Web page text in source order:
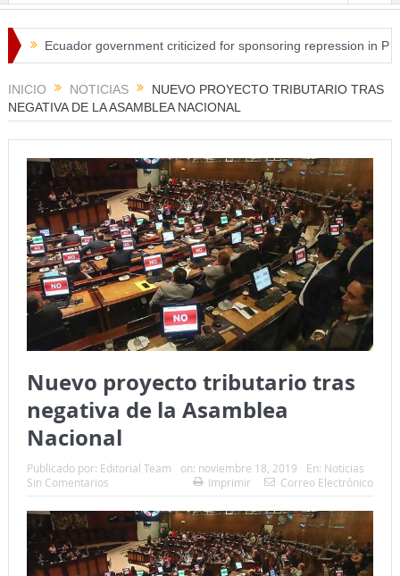
Ecuador government criticized for sponsoring repression in Peru.
INICIO NOTICIAS
NUEVO PROYECTO TRIBUTARIO TRAS
NEGATIVA DE LA ASAMBLEA NACIONAL
Nuevo proyecto tributario tras
negativa de la Asamblea
Nacional
Publicado por: Editorial Team on: noviembre 18, 2019 En: Noticias
Sin Comentarios
Imprimir Correo Electrónico